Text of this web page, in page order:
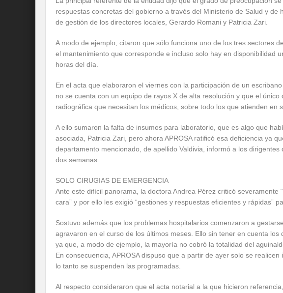
respuestas concretas del gobierno a través del Ministerio de Salud y de
de gestión de los directores locales, Gerardo Romani y Patricia Zari.
A modo de ejemplo, citaron que sólo funciona uno de los tres sectores
el mantenimiento que corresponde e incluso solo hay en disponibilidad
horas del día.
En el acta que elaboraron el viernes con la participación de un
no se cuenta con un equipo de rayos X de alta resolución y que el
radiográfica que necesitan los médicos, sobre todo los que atienden en
A ello sumaron la falta de insumos para laboratorio, que es algo que
asociada, Patricia Zari, pero ahora APROSA ratificó esa deficiencia ya
departamento mencionado, de apellido Valdivia, informó a los
dos semanas.
SOLO CIRUGIAS DE EMERGENCIA
Ante este difícil panorama, la doctora Andrea Pérez criticó severamente
cara” y por ello les exigió “gestiones y respuestas eficientes y rápidas”
Sostuvo además que los problemas hospitalarios comenzaron a
agravaron en el curso de los últimos meses. Ello sin tener en cuenta
ya que, a modo de ejemplo, la mayoría no cobró la totalidad del
En consecuencia, APROSA dispuso que a partir de ayer solo se
lo tanto se suspenden las programadas.
Al respecto consideraron que el acta notarial a la que hicieron